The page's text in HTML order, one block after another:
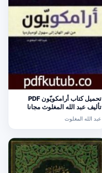
تحميل كتاب أرامكويّون PDF
تأليف عبد الله المغلوث مجانا
[كامل]
عبد الله المغلوث